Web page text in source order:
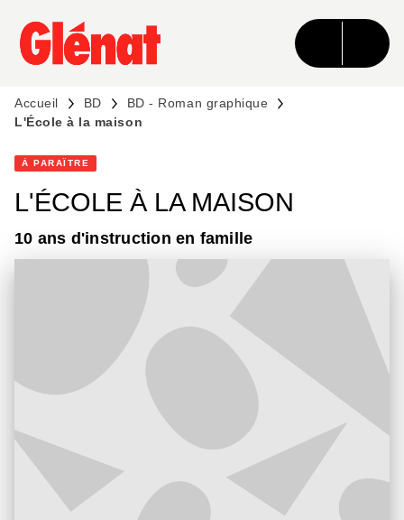
MENU RECHERCHE CONTENU
PIED DE PAGE
Accueil BD
BD - Roman graphique
L'École à la maison
À PARAÎTRE
L'ÉCOLE À LA MAISON
10 ans d'instruction en famille